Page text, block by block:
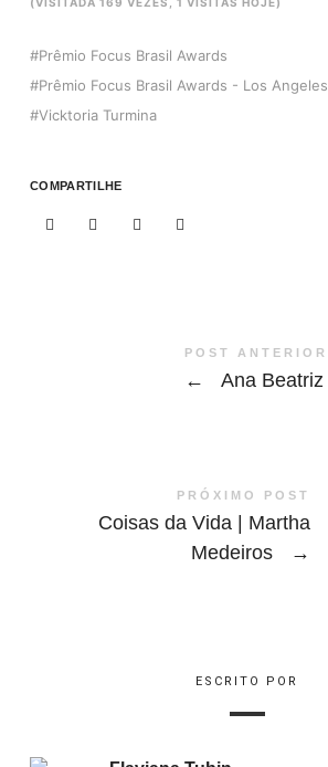
(VISITADA 169 VEZES, 1 VISITAS HOJE)
Prêmio Focus Brasil Awards
Prêmio Focus Brasil Awards - Los Angeles
Vicktoria Turmina
COMPARTILHE
POST ANTERIOR
← Ana Beatriz
PRÓXIMO POST
Coisas da Vida | Martha
Medeiros
→
ESCRITO POR